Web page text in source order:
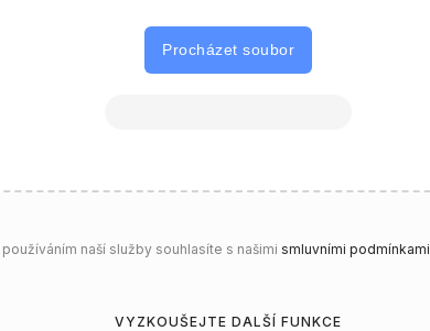
Procházet soubor
naší služby souhlasíte s našimi smluvními podmínkami
VYZKOUŠEJTE DALŠÍ FUNKCE